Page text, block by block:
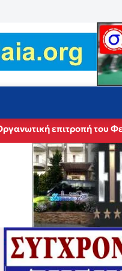
επιτροπή του